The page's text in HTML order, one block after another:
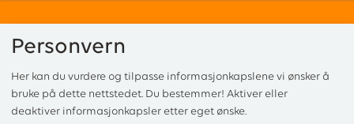
Personvern
Her kan du vurdere og tilpasse informasjonkapslene vi ønsker å
bruke på dette nettstedet. Du bestemmer! Aktiver eller
deaktiver informasjonkapsler etter eget ønske.